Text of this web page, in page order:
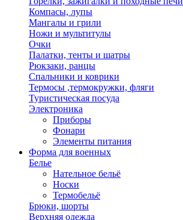
Компасы, лупы
Мангалы и грили
Ножи и мультитулы
Очки
Палатки, тенты и шатры
Рюкзаки, ранцы
Спальники и коврики
Термосы ,термокружки, фляги
Туристическая посуда
Электроника
Приборы
Фонари
Элементы питания
Форма для военных
Белье
Нательное бельё
Носки
Термобельё
Брюки, шорты
Верхняя одежда